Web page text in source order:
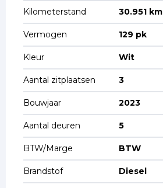
Kilometerstand 30.951 km
Vermogen 129 pk
Kleur Wit
Aantal zitplaatsen 3
Bouwjaar 2023
Aantal deuren 5
BTW/Marge BTW
Brandstof Diesel